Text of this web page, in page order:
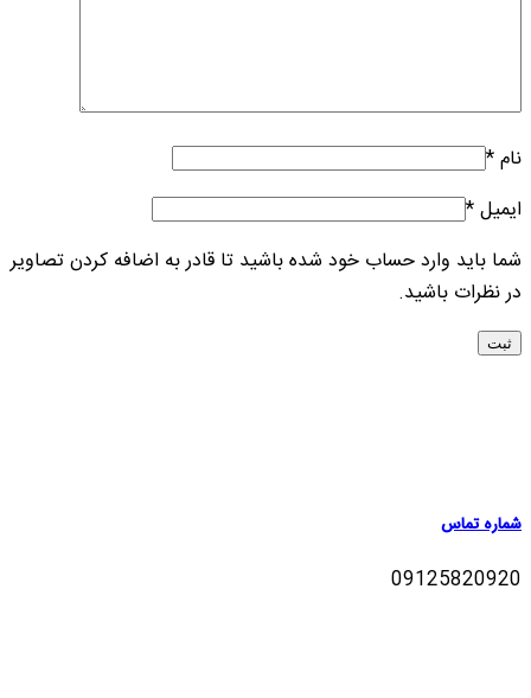
نام*
ایمیل*
شما باید وارد حساب خود شده باشید تا قادر به اضافه کردن تصاویر
در نظرات باشید.
شماره تماس
09125820920